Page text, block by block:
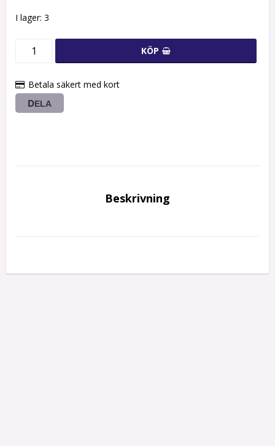
I lager: 3
KÖP
Betala säkert med kort
DELA
Beskrivning